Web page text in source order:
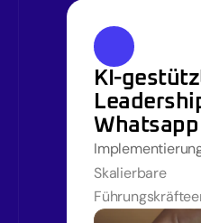
KI-
Whatsapp
Skalierbare